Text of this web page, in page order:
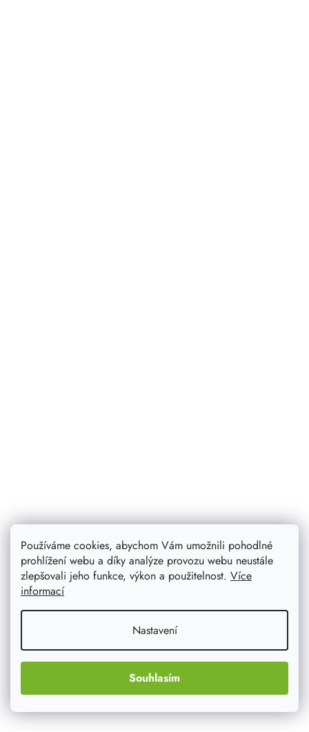
Používáme cookies, abychom Vám umožnili pohodlné
prohlížení webu a díky analýze provozu webu neustále
zlepšovali jeho funkce, výkon a použitelnost. Více
informací
Nastavení
Souhlasím